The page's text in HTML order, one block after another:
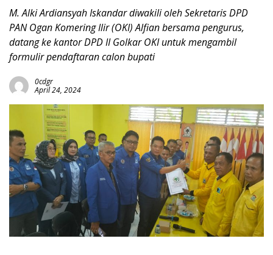
M. Alki Ardiansyah Iskandar diwakili oleh Sekretaris DPD
PAN Ogan Komering Ilir (OKI) Alfian bersama pengurus,
datang ke kantor DPD II Golkar OKI untuk mengambil
formulir pendaftaran calon bupati
0cdgr
April 24, 2024